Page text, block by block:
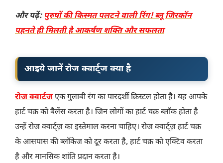
और पढ़ें: पुरुषों की किस्मत पलटने वाली रिंग! ब्लू जिरकॉन
पहनते ही मिलती है आकर्षण शक्ति और सफलता
आइये जानें रोज क्वार्ट्ज क्या है
रोज क्वार्टजएक गुलाबी रंग का पारदर्शी क्रिस्टल होता है। यह आपके
हार्ट चक्र को बैलेंस करता है। जिन लोगों का हार्ट चक्र ब्लॉक होता है
उन्हें रोज क्वार्ट्ज़ का इस्तेमाल करना चाहिए। रोज क्वार्ट्ज़ हार्ट चक्र
के आसपास की ब्लॉकेज को दूर करता है, हार्ट चक्र को एक्टिव करता
है और मानसिक शांति प्रदान करता है।